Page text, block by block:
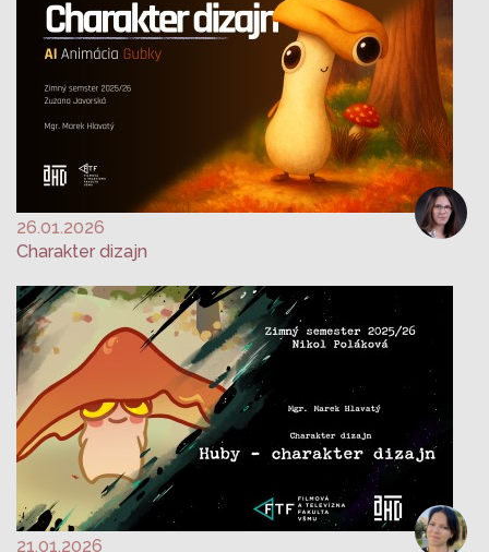
26.01.2026
Charakter dizajn
21.01.2026